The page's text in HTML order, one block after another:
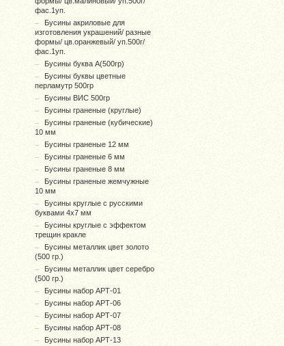
фас.1уп.
Бусины акриловые для
изготовления украшений/ разные
формы/ цв.оранжевый/ уп.500г/
фас.1уп.
Бусины буква А(500гр)
Бусины буквы цветные
перламутр 500гр
Бусины ВИС 500гр
Бусины граненые (круглые)
Бусины граненые (кубические)
10 мм
Бусины граненые 12 мм
Бусины граненые 6 мм
Бусины граненые 8 мм
Бусины граненые жемчужные
10 мм
Бусины круглые с русскими
буквами 4х7 мм
Бусины круглые с эффектом
трещин кракле
Бусины металлик цвет золото
(500 гр.)
Бусины металлик цвет серебро
(500 гр.)
Бусины набор АРТ-01
Бусины набор АРТ-06
Бусины набор АРТ-07
Бусины набор АРТ-08
Бусины набор АРТ-13